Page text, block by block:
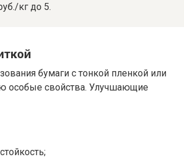
кг до 5.
бумаги с тонкой пленкой или
особые свойства. Улучшающие